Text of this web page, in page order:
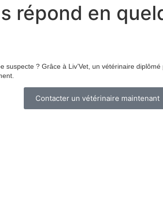
répond en
suspecte ? Grâce à Liv’Vet, un vétérinaire
Contacter un vétérinaire maintenant